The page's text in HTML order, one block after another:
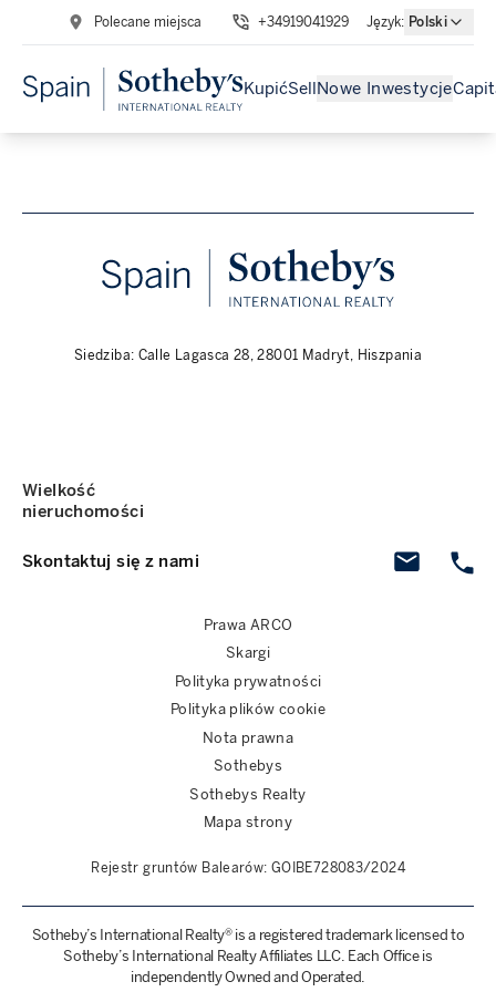
Polecane miejsca +34919041929 Język: Polski
KupićSell Nowe Inwestycje
Siedziba: Calle Lagasca 28, 28001 Madryt, Hiszpania
Skontaktuj się z nami
Wielkość
nieruchomości
Prawa ARCO
Skargi
Polityka prywatności
Polityka plików cookie
Nota prawna
Sothebys
Sothebys Realty
Mapa strony
Rejestr gruntów Balearów: GOIBE728083/2024
Sotheby’s International Realty® is a registered trademark licensed to
Sotheby’s International Realty Affiliates LLC. Each Office is
independently Owned and Operated.